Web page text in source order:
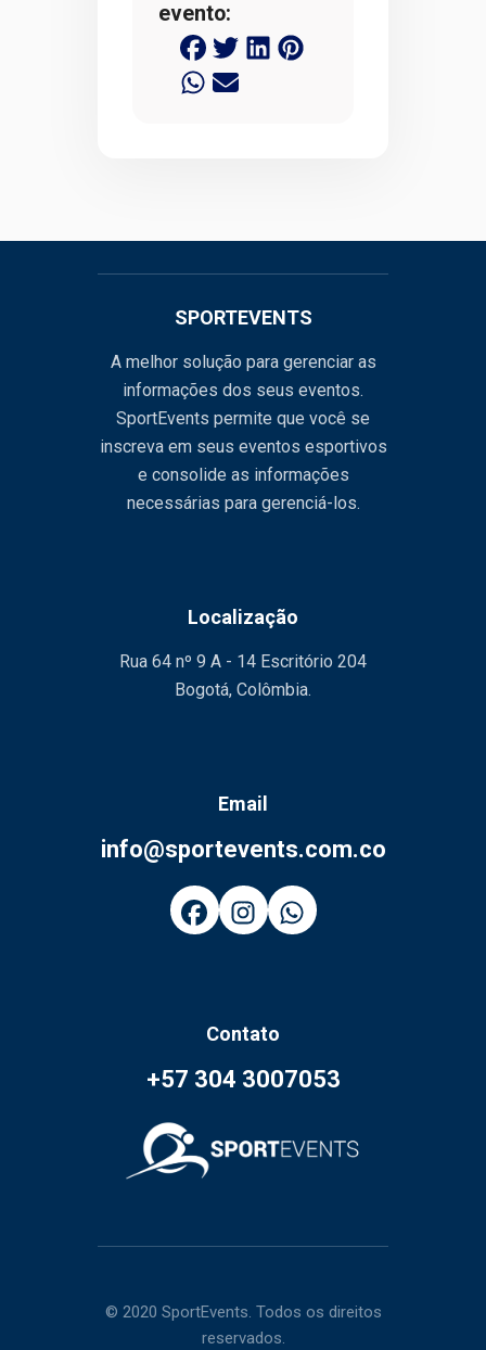
evento:
SPORTEVENTS
A melhor solução para gerenciar as
informações dos seus eventos.
SportEvents permite que você se
inscreva em seus eventos esportivos
e consolide as informações
necessárias para gerenciá-los.
Localização
Rua 64 nº 9 A - 14 Escritório 204
Bogotá, Colômbia.
Email
info@sportevents.com.co
Contato
+57 304 3007053
© 2020 SportEvents. Todos os direitos
reservados.